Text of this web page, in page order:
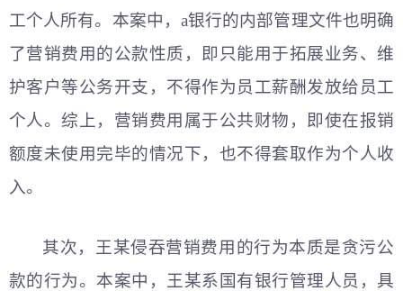
工个人所有。本案中，a银行的内部管理文件也明确
了营销费用的公款性质，即只能用于拓展业务、维
护客户等公务开支，不得作为员工薪酬发放给员工
个人。综上，营销费用属于公共财物，即使在报销
额度未使用完毕的情况下，也不得套取作为个人收
入。
其次，王某侵吞营销费用的行为本质是贪污公
款的行为。本案中，王某系国有银行管理人员，具